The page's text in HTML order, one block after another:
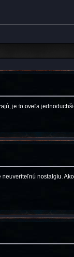
je to oveľa
nostalgiu.